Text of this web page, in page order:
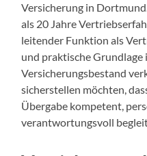
Versicherung in
als 20 Jahre
leitender Funktion als
und praktische Grundlage
Versicherungsbestand
sicherstellen möchten,
Übergabe kompetent,
verantwortungsvoll